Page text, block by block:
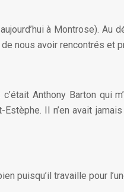
à Montrose). Au
nous avoir rencontrés et
Anthony Barton qui
Il n’en avait
puisqu’il travaille pour